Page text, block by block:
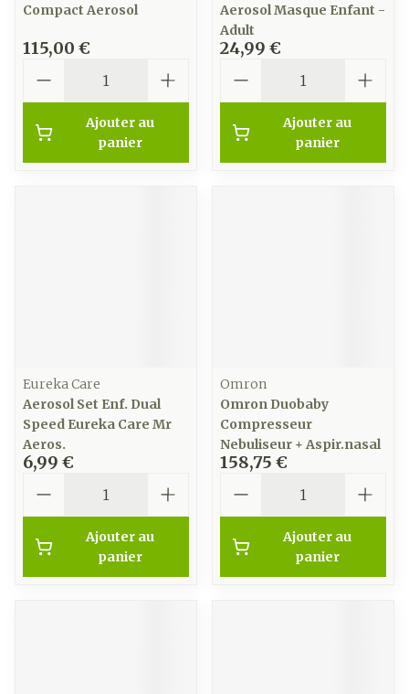
Compact Aerosol
115,00 €
Ajouter au
panier
Aerosol Masque Enfant -
Adult
24,99 €
Ajouter au
panier
Eureka Care
Aerosol Set Enf. Dual
Speed Eureka Care Mr
Aeros.
6,99 €
Ajouter au
panier
Omron
Omron Duobaby
Compresseur
Nebuliseur + Aspir.nasal
158,75 €
Ajouter au
panier